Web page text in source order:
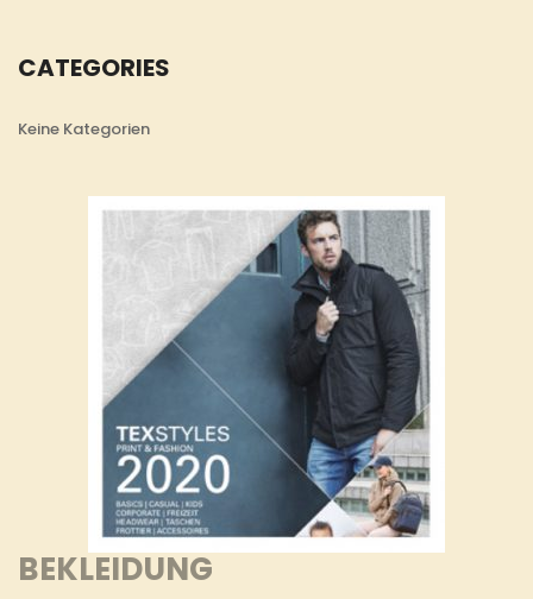
CATEGORIES
Keine Kategorien
BEKLEIDUNG